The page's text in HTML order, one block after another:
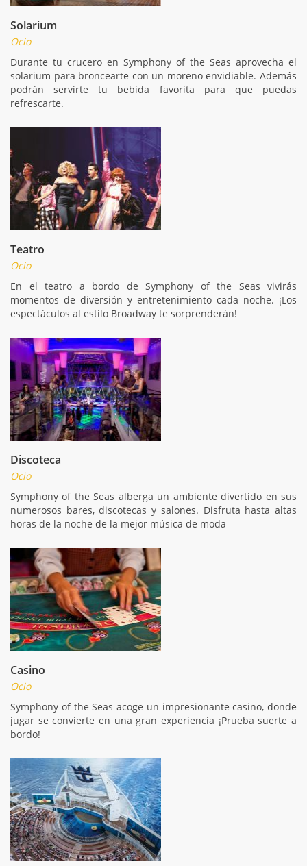
Solarium
Ocio
Durante tu crucero en Symphony of the Seas aprovecha el
solarium para broncearte con un moreno envidiable. Además
podrán servirte tu bebida favorita para que puedas
refrescarte.
Teatro
Ocio
En el teatro a bordo de Symphony of the Seas vivirás
momentos de diversión y entretenimiento cada noche. ¡Los
espectáculos al estilo Broadway te sorprenderán!
Discoteca
Ocio
Symphony of the Seas alberga un ambiente divertido en sus
numerosos bares, discotecas y salones. Disfruta hasta altas
horas de la noche de la mejor música de moda
Casino
Ocio
Symphony of the Seas acoge un impresionante casino, donde
jugar se convierte en una gran experiencia ¡Prueba suerte a
bordo!